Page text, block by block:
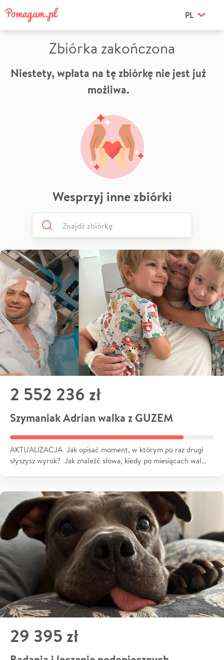
PL
Zbiórka zakończona
Niestety, wpłata na tę zbiórkę nie jest już
możliwa.
Wesprzyj inne zbiórki
2 552 236 zł
Szymaniak Adrian walka z GUZEM
AKTUALIZACJA Jak opisać moment, w którym po raz drugi
słyszysz wyrok? Jak znaleźć słowa, kiedy po miesiącach wal…
29 395 zł